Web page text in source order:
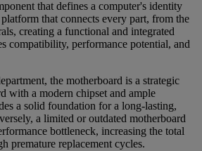
that defines a computer's identity
that connects every part, from the
creating a functional and integrated
compatibility, performance potential, and
the motherboard is a strategic
with a modern chipset and ample
a solid foundation for a long-lasting,
a limited or outdated motherboard
bottleneck, increasing the total
premature replacement cycles.